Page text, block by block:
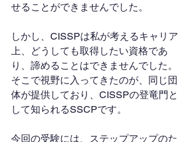
せることができませんでした。
しかし、CISSPは私が考えるキャリア
上、どうしても取得したい資格であ
り、諦めることはできませんでした。
そこで視野に入ってきたのが、同じ団
体が提供しており、CISSPの登竜門と
して知られるSSCPです。
今回の受験には、ステップアップのた